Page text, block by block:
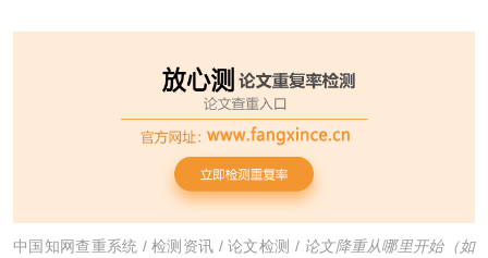
中国知网查重系统 /检测资讯 / 论文检测 / 论文降重从哪里开始（如